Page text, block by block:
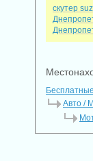
скутер
Авто /